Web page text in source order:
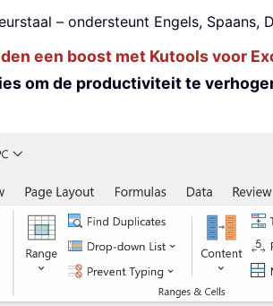
– ondersteunt Engels, Spaans,
een boost met Kutools voor
om de productiviteit te